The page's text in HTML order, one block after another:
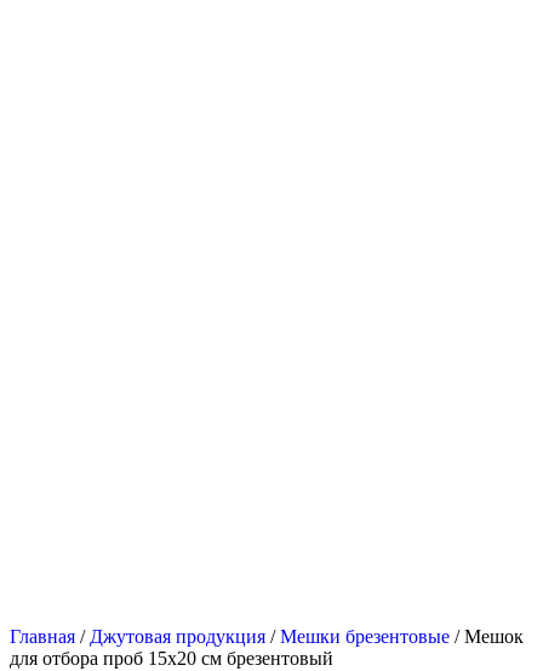
Главная / Джутовая продукция /Мешки брезентовые / Мешок
для отбора проб 15х20 см брезентовый